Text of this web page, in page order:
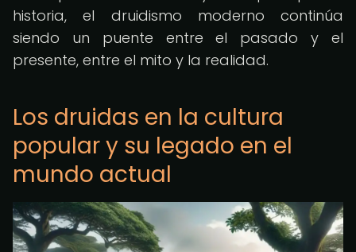
historia, el druidismo moderno continúa
siendo un puente entre el pasado y el
presente, entre el mito y la realidad.
Los druidas en la cultura
popular y su legado en el
mundo actual